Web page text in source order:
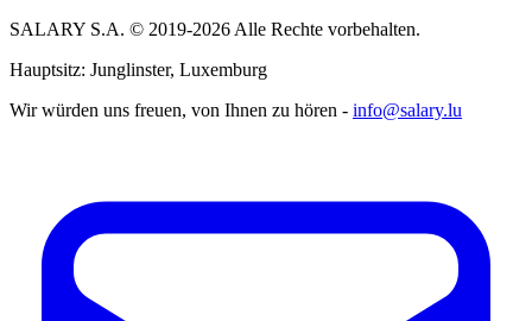
SALARY S.A. © 2019-2026 Alle Rechte vorbehalten.
Hauptsitz: Junglinster, Luxemburg
Wir würden uns freuen, von Ihnen zu hören - info@salary.lu